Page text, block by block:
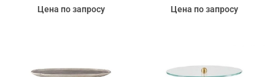
Цена по запросу
Цена по запросу